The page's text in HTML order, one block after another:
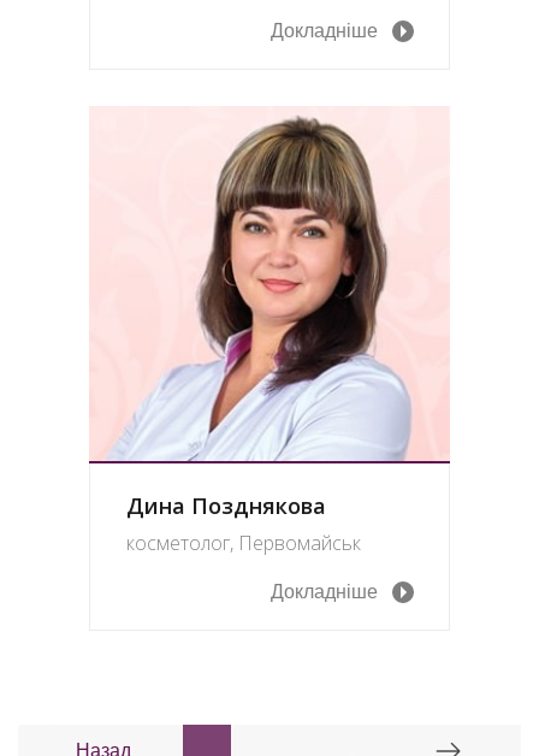
Докладніше
Дина Позднякова
косметолог, Первомайськ
Докладніше
Назад